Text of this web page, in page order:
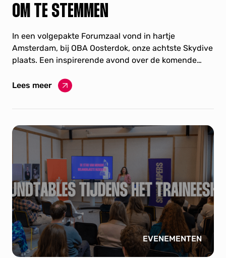
OM TE STEMMEN
In een volgepakte Forumzaal vond in hartje
Amsterdam, bij OBA Oosterdok, onze achtste Skydive
plaats. Een inspirerende avond over de komende
lijsttrekkers vertegenwoordigd werd.
Lees meer
EVENEMENTEN